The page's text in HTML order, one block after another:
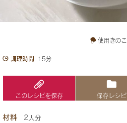
使用きのこ
調理時間 15分
このレシピを保存 保存レシピ
材料 2人分